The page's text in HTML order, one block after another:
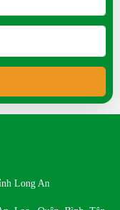
Long An